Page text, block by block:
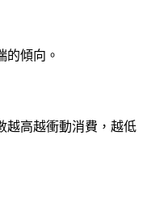
的傾向。
越高越衝動消費，越低